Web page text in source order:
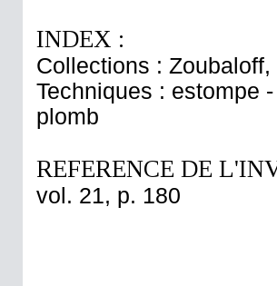
INDEX :
Collections :
Techniques : estompe
plomb
REFERENCE DE
vol. 21, p. 180